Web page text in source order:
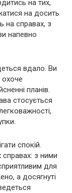
на тих,
на досить
на справах, з
напевно
вдало. Ви
охоче
планів.
стосується
спокій.
з ними
для
а досягнуті